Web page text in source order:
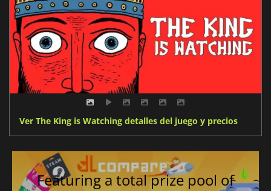
Ver The King is Watching detalles del juego y precios
Featuring a total prize pool of